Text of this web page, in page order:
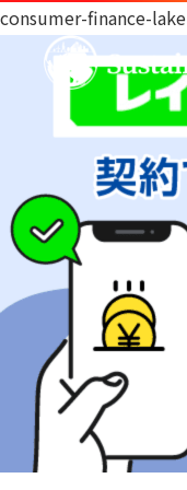
consumer-finance-lake